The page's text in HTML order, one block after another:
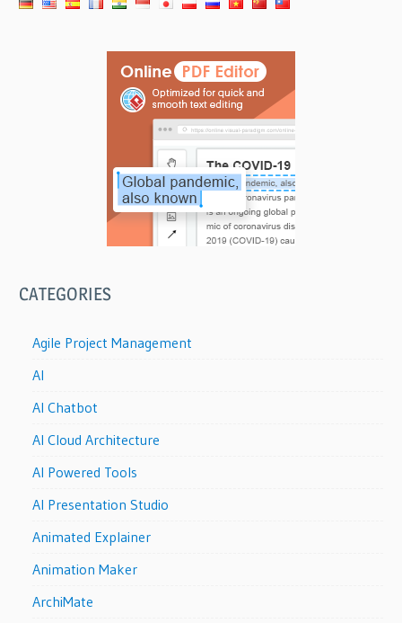
CATEGORIES
Agile Project Management
AI
AI Chatbot
AI Cloud Architecture
AI Powered Tools
AI Presentation Studio
Animated Explainer
Animation Maker
ArchiMate